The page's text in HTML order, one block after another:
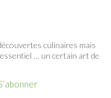
culinaires mais
… un certain art de